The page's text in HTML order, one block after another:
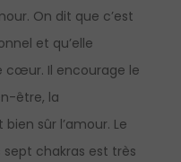
On dit que c’est
et qu’elle
cœur. Il encourage le
être, la
sûr l’amour. Le
chakras est très